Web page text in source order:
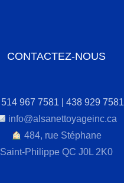
CONTACTEZ-NOUS
514 967 7581 | 438 929 7581
info@alsanettoyageinc.ca
484, rue Stéphane
Saint-Philippe QC J0L 2K0